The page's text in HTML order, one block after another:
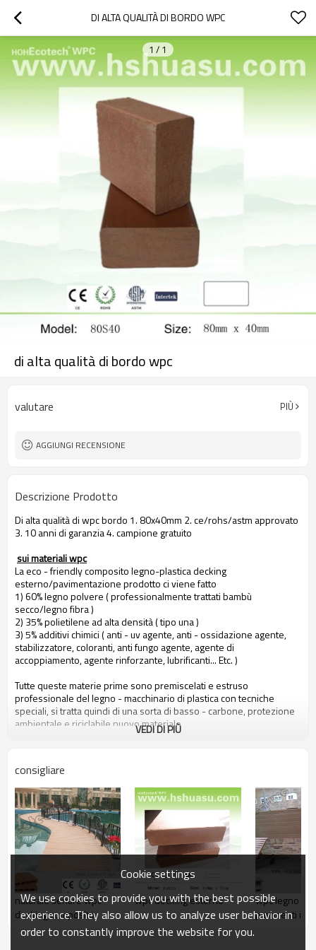
DI ALTA QUALITÀ DI BORDO WPC
1 / 1
di alta qualità di bordo wpc
valutare PIÙ
AGGIUNGI RECENSIONE
Descrizione Prodotto
Di alta qualità di wpc bordo 1. 80x40mm 2. ce/rohs/astm approvato
3. 10 anni di garanzia 4. campione gratuito
sui materiali wpc
La eco - friendly composito legno-plastica decking
esterno/pavimentazione prodotto ci viene fatto
1) 60% legno polvere ( professionalmente trattati bambù
secco/legno fibra )
2) 35% polietilene ad alta densità ( tipo una )
3) 5% additivi chimici ( anti - uv agente, anti - ossidazione agente,
stabilizzatore, coloranti, anti fungo agente, agente di
accoppiamento, agente rinforzante, lubrificanti... Etc. )
Tutte queste materie prime sono premiscelati e estruso
professionale del legno - macchinario di plastica con tecniche
speciali, si tratta quindi di una sorta di basso - carbone, protezione
ambientale e riciclabile nuovo materiale.
1. amichevole ambientale, 100% riciclato.
2. basso di manutenzione
3. facile installazione
4. resistenza alla temperatura, adatto da - 29& deg; c per +51& deg;
c
5. lungo - durata di utilizzo ( 10 anni di garanzia )
6. acqua - prova, idratazione - prova, insetti - prova
7. con profumo di legno, molto naturale sentire
8. resistenza ai raggi uv, resistente dissolvenza resistente
9. look elegante
10. Anche, stabilità dimensionale
decking composito per balcone
VEDI DI PIÙ
consigliare
naturale sentire wpc
decking composito
wpc decking esterno
wpc legno
pavimenti in
Cookie settings
We use cookies to provide you with the best possible
experience. They also allow us to analyze user behavior in
order to constantly improve the website for you.